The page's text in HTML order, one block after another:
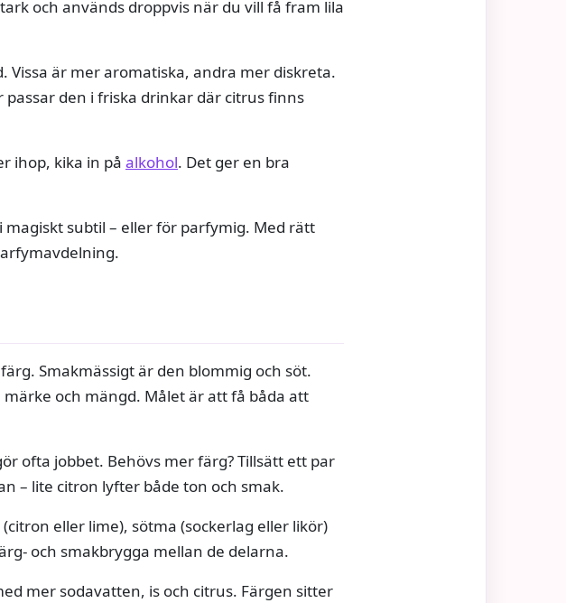
och används droppvis när du vill få fram lila
är mer aromatiska, andra mer diskreta.
den i friska drinkar där citrus finns
ihop, kika in på alkohol. Det ger en bra
magiskt subtil – eller för parfymig. Med rätt
Smakmässigt är den blommig och söt.
och mängd. Målet är att få båda att
ofta jobbet. Behövs mer färg? Tillsätt ett par
– lite citron lyfter både ton och smak.
eller lime), sötma (sockerlag eller likör)
och smakbrygga mellan de delarna.
mer sodavatten, is och citrus. Färgen sitter